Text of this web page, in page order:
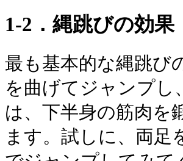
1-2．縄跳びの効果
最も基本的な縄跳び
を曲げてジャンプし
は、下半身の筋肉を
ます。試しに、両足